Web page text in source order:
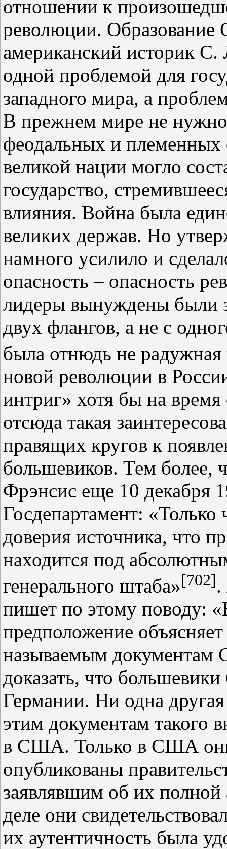
отношении к
революции. Образование
американский историк
одной проблемой для
западного мира, а
В прежнем мире не нужно
феодальных и
великой нации могло
государство,
влияния. Война была
великих держав. Но
намного усилило и
опасность – опасность
лидеры вынуждены были
двух флангов, а не с
была отнюдь не радужная
новой революции в
интриг» хотя бы на
отсюда такая
правящих кругов к
большевиков. Тем более,
Фрэнсис еще 10 декабря
Госдепартамент:
доверия источника, что
находится под
генерального штаба»[702].
пишет по этому поводу:
предположение
называемым документам
доказать, что
Германии. Ни одна
этим документам такого
в США. Только в США
опубликованы
заявлявшим об их полной
деле они
их аутентичность была